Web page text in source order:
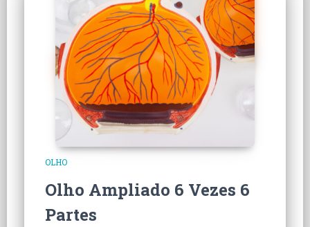
OLHO
Olho Ampliado 6 Vezes 6
Partes